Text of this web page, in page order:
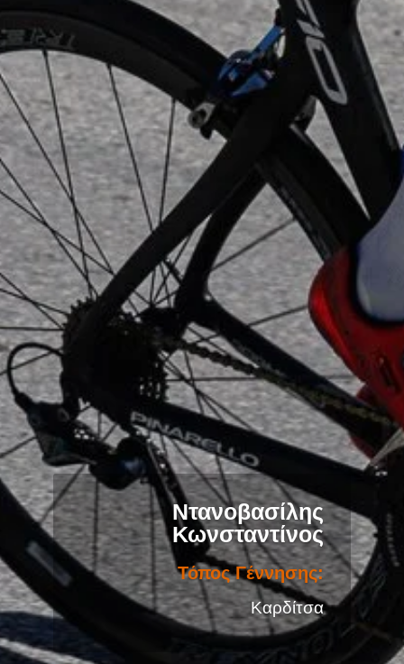
Ντανοβασίλης
Κωνσταντίνος
Μέλος από:
2016